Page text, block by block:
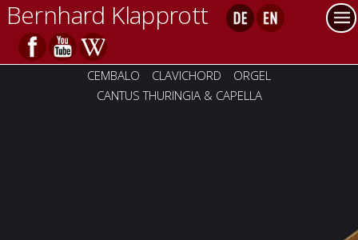
Bernhard Klapprott
CEMBALO CLAVICHORD
ORGEL
CANTUS THURINGIA & CAPELLA